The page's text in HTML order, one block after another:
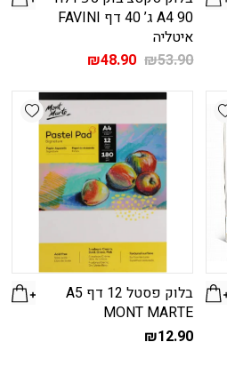
A4 90 ג’ 40 דף FAVINI
איטליה
₪53.90 המחיר
היה:
₪48.90 המחיר
הוא:
₪48.90. Add wishlist
בלוק פסטל 12 דף A5
MONT MARTE
₪12.90